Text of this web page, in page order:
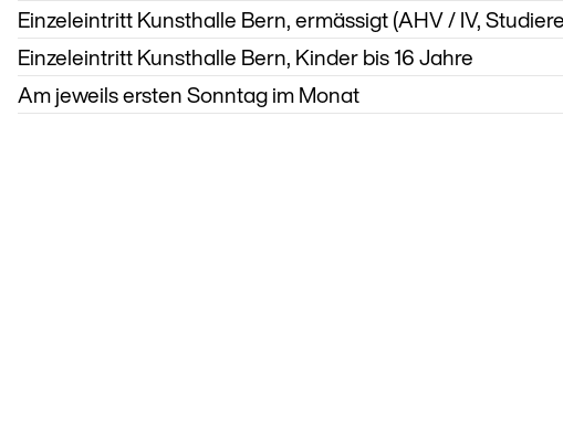
Einzeleintritt Kunsthalle Bern, ermässigt (AHV / IV,
Einzeleintritt Kunsthalle Bern, Kinder bis 16 Jahre
Am jeweils ersten Sonntag im Monat